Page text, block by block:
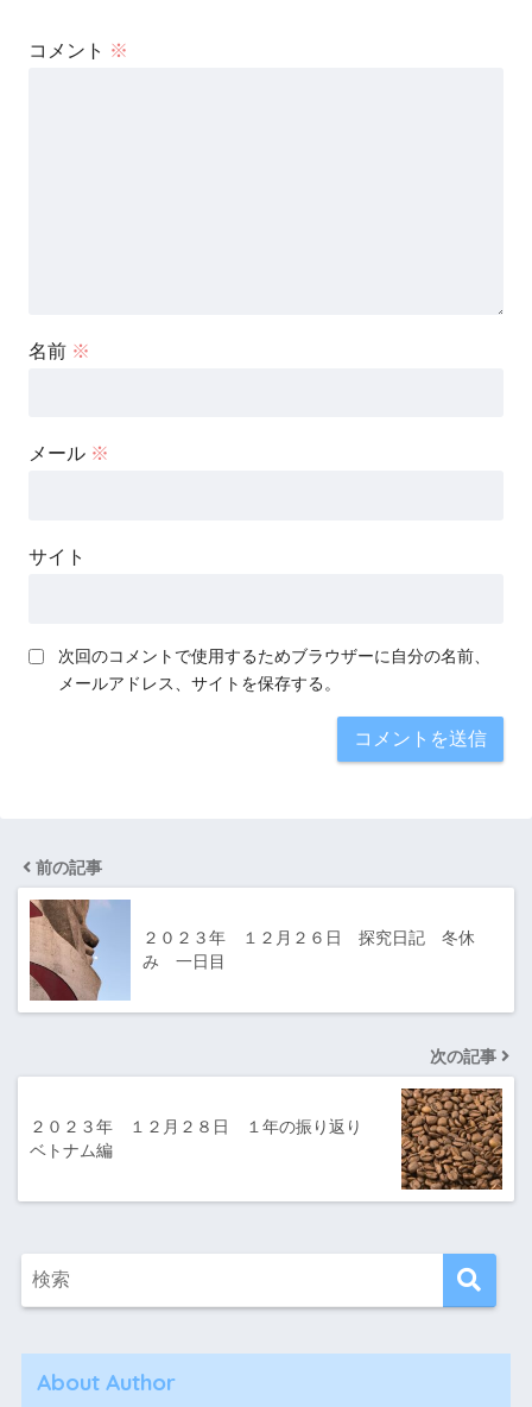
コメント ※
名前 ※
メール ※
サイト
次回のコメントで使用するためブラウザーに自分の名前、
メールアドレス、サイトを保存する。
前の記事
２０２３年 １２月２６日 探究日記 冬休
み 一日目
次の記事
２０２３年 １２月２８日 １年の振り返り
ベトナム編
About Author